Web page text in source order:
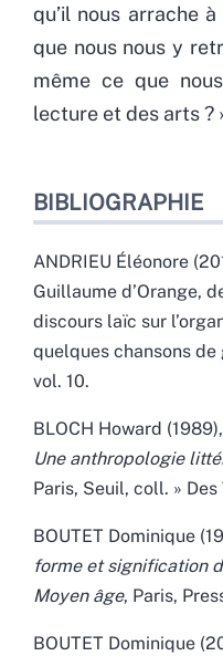
qu’il nous arrache
que nous nous y
même ce que
lecture et des arts ?
BIBLIOGRAPHIE
ANDRIEU Éléonore
Guillaume d’Orange,
discours laïc sur
quelques chansons de
vol. 10.
BLOCH Howard (1989),
Une anthropologie
Paris, Seuil, coll. » Des
BOUTET Dominique
forme et signification
Moyen âge, Paris,
BOUTET Dominique